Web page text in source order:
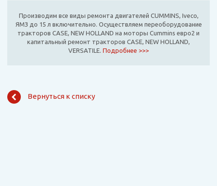
Производим все виды ремонта двигателей CUMMINS, Iveco,
ЯМЗ до 15 л включительно. Осуществляем переоборудование
тракторов CASE, NEW HOLLAND на моторы Cummins евро2 и
капитальный ремонт тракторов CASE, NEW HOLLAND,
VERSATILE. Подробнее >>>
Вернуться к списку